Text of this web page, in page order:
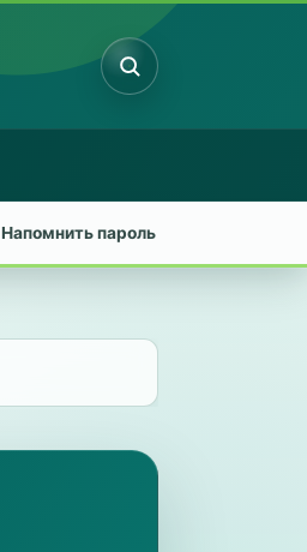
Поиск
Напомнить пароль